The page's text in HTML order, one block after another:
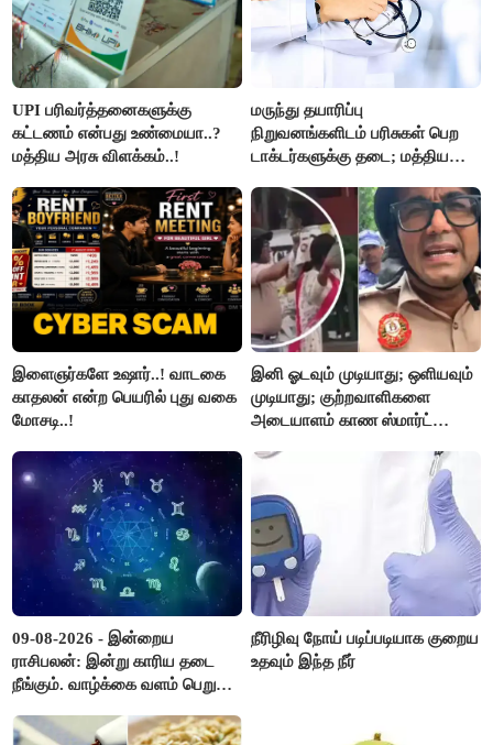
UPI பரிவர்த்தனைகளுக்கு
கட்டணம் என்பது உண்மையா..?
மத்திய அரசு விளக்கம்..!
மருந்து தயாரிப்பு
நிறுவனங்களிடம் பரிசுகள் பெற
டாக்டர்களுக்கு தடை; மத்திய
இளைஞர்களே உஷார்..! வாடகை
காதலன் என்ற பெயரில் புது வகை
மோசடி..!
இனி ஓடவும் முடியாது; ஒளியவும்
முடியாது; குற்றவாளிகளை
அடையாளம் காண ஸ்மார்ட்
09-08-2026 - இன்றைய
ராசிபலன்: இன்று காரிய தடை
நீங்கும். வாழ்க்கை வளம் பெறும்.
எடைபோடுவது நல்லது..!
நீரிழிவு நோய் படிப்படியாக குறைய
உதவும் இந்த நீர்